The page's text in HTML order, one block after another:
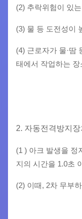
(2) 추락위험이 있
(3) 물 등 도전성이
(4) 근로자가 물·땀
태에서 작업하는 장
2. 자동전격방지
(1 ) 아크 발생을 정
지의 시간을 1.0초
(2) 이때, 2차 무부